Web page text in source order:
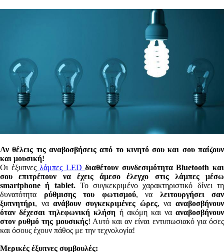
Αν θέλεις τις αναβοσβήσεις από το κινητό σου και σου παίζουν
και μουσική!
Οι έξυπνεςλάμπες LEDδιαθέτουν συνδεσιμότητα Bluetooth και
σου επιτρέπουν να έχεις άμεσο έλεγχο στις λάμπες μέσω
smartphone ή tablet. Το συγκεκριμένο χαρακτηριστικό δίνει τη
δυνατότητα ρύθμισης του φωτισμού, να λειτουργήσει σαν
ξυπνητήρι, ναανάβουν συγκεκριμένες ώρες, νααναβοσβήνουν
όταν δέχεσαι τηλεφωνική κλήση ή ακόμη και να αναβοσβήνουν
στον ρυθμό της μουσικής! Αυτό και αν είναι εντυπωσιακό για όσες
και όσους έχουν πάθος με την τεχνολογία!
Μερικές έξυπνες συμβουλές: